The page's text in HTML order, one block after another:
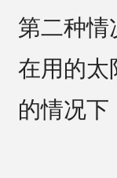
第二种情
在用的太
的情况下